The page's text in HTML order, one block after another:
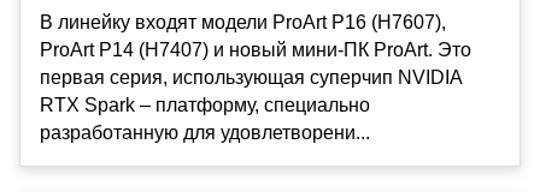
В линейку входят модели ProArt P16 (H7607),
ProArt P14 (H7407) и новый мини-ПК ProArt. Это
первая серия, использующая суперчип NVIDIA
RTX Spark – платформу, специально
разработанную для удовлетворени...